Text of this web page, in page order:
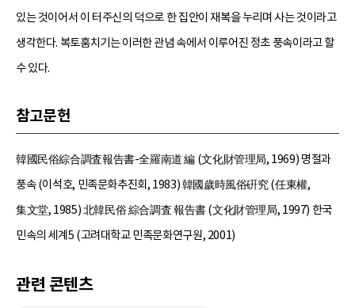
있는 것이어서 이 터주신의 덕으로 한 집안이 재복을 누리며 사는 것이라고
생각한다. 복토훔치기는 이러한 관념 속에서 이루어진 정초 풍속이라고 할
수 있다.
참고문헌
韓國民俗綜合調査報告書-全羅南道 編 (文化財管理局, 1969) 명절과
풍속 (이석호, 민족문화추진회, 1983) 韓國歲時風俗硏究 (任東權,
集文堂, 1985) 北韓民俗 綜合調査 報告書 (文化財管理局, 1997) 한국
민속의 세계5 (고려대학교 민족문화연구원, 2001)
관련 콘텐츠